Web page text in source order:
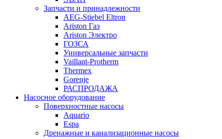
Запчасти и принадлежности
AEG-Stiebel Eltron
Ariston Газ
Ariston Электро
ГОЗСА
Универсальные запчасти
Vaillant-Protherm
Thermex
Gorenje
РАСПРОДАЖА
Насосное оборудование
Поверхностные насосы
Aquario
Espa
Дренажные и канализационные насосы